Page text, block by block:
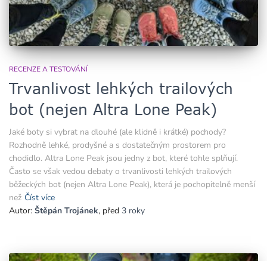
RECENZE A TESTOVÁNÍ
Trvanlivost lehkých trailových
bot (nejen Altra Lone Peak)
Jaké boty si vybrat na dlouhé (ale klidně i krátké) pochody?
Rozhodně lehké, prodyšné a s dostatečným prostorem pro
chodidlo. Altra Lone Peak jsou jedny z bot, které tohle splňují.
Často se však vedou debaty o trvanlivosti lehkých trailových
běžeckých bot (nejen Altra Lone Peak), která je pochopitelně menší
než Číst více
Autor: Štěpán Trojánek, před 3 roky